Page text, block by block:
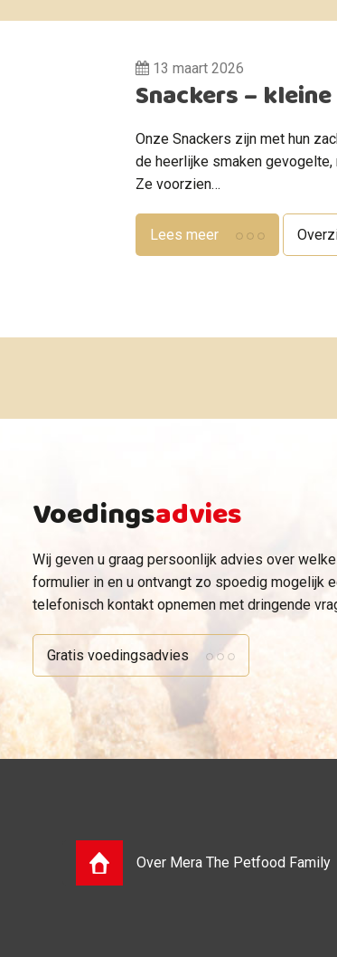
13 maart 2026
Snackers –
Onze Snackers zijn met hun
de heerlijke smaken
Ze voorzien…
Lees meer
Voedingsadvies
Wij geven u graag persoonlijk advies over
formulier in en u ontvangt zo spoedig mogelijk
telefonisch kontakt opnemen met dringende
Gratis voedingsadvies
Over Mera The Petfood Family